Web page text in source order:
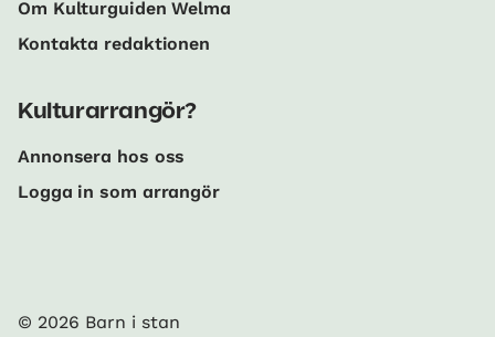
Om Kulturguiden Welma
Kontakta redaktionen
Kulturarrangör?
Annonsera hos oss
Logga in som arrangör
© 2026 Barn i stan